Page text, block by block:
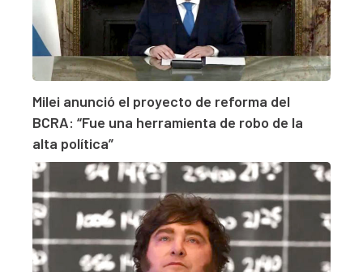
Milei anunció el proyecto de reforma del
BCRA: “Fue una herramienta de robo de la
alta política”